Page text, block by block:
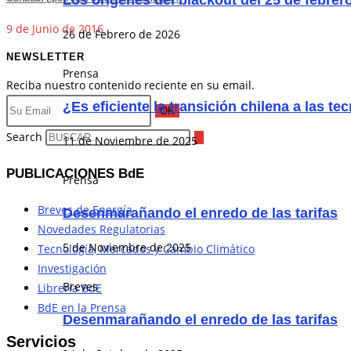
26 de Febrero de 2026
Prensa
¿Es eficiente la transición chilena a las
11 de Noviembre de 2025
Prensa
Desenmarañando el enredo de las tarifas
5 de Noviembre de 2025
Breves
Desenmarañando el enredo de las tarifas
9 de Junio de 2016
NEWSLETTER
Reciba nuestro contenido reciente en su email.
OK
Search
PUBLICACIONES BdE
Breves de Energía
Novedades Regulatorias
Tecnología, Mercados y Cambio Climático
Investigación
Librería BdE
BdE en la Prensa
Servicios